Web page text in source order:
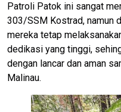
Patroli Patok ini sangat
303/SSM Kostrad, namun
mereka tetap
dedikasi yang tinggi,
dengan lancar dan aman
Malinau.